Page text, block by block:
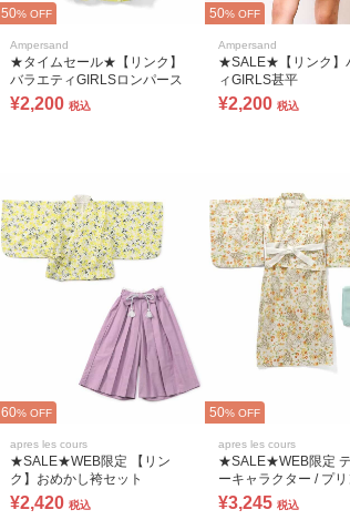
50% OFF
Ampersand
★タイムセール★【リンク】
バラエティGIRLSロンパース
¥2,200 税込
50% OFF
Ampersand
★SALE★【リンク】
ィGIRLS甚平
¥2,200 税込
60% OFF
apres les cours
★SALE★WEB限定 【リン
ク】おめかし袴セット
¥2,420 税込
50% OFF
apres les cours
★SALE★WEB限定 ディズニ
ーキャラクター / プリ
浴衣(兵児帯・帯締め
¥3,245 税込